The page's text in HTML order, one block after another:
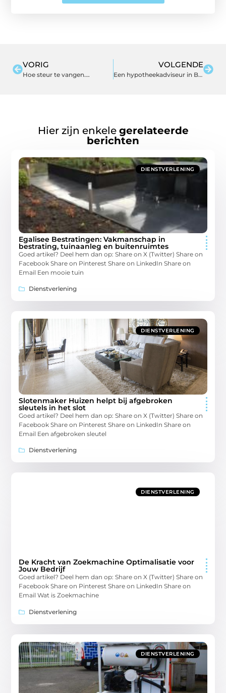
VORIG
Hoe steur te vangen….
VOLGENDE
Een hypotheekadviseur in Breda met dé hypotheek
Hier zijn enkele gerelateerde
berichten
DIENSTVERLENING
Egalisee Bestratingen: Vakmanschap in
bestrating, tuinaanleg en buitenruimtes
Goed artikel? Deel hem dan op: Share on X (Twitter) Share on
Facebook Share on Pinterest Share on LinkedIn Share on
Email Een mooie tuin
Dienstverlening
DIENSTVERLENING
Slotenmaker Huizen helpt bij afgebroken
sleutels in het slot
Goed artikel? Deel hem dan op: Share on X (Twitter) Share on
Facebook Share on Pinterest Share on LinkedIn Share on
Email Een afgebroken sleutel
Dienstverlening
DIENSTVERLENING
De Kracht van Zoekmachine Optimalisatie voor
Jouw Bedrijf
Goed artikel? Deel hem dan op: Share on X (Twitter) Share on
Facebook Share on Pinterest Share on LinkedIn Share on
Email Wat is Zoekmachine
Dienstverlening
DIENSTVERLENING